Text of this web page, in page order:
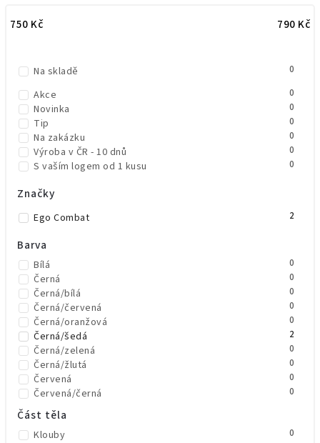
Nejdražší
Abecedně
750 Kč 790 Kč
Na skladě 0
Akce 0
Novinka 0
Tip 0
Na zakázku 0
Výroba v ČR - 10 dnů 0
S vaším logem od 1 kusu 0
Značky
Ego Combat 2
Barva
Bílá 0
Černá 0
Černá/bílá 0
Černá/červená 0
Černá/oranžová 0
Černá/šedá 2
Černá/zelená 0
Černá/žlutá 0
Červená 0
Červená/černá 0
Modrá
Oranžová
Šedá 0
Část těla
Klouby 0